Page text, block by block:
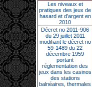
Les niveaux et
pratiques des jeux de
hasard et d’argent en
2010
Décret no 2011-906
du 29 juillet 2011
modifiant le décret no
59-1489 du 22
décembre 1959
portant
réglementation des
jeux dans les casinos
des stations
balnéaires, thermales